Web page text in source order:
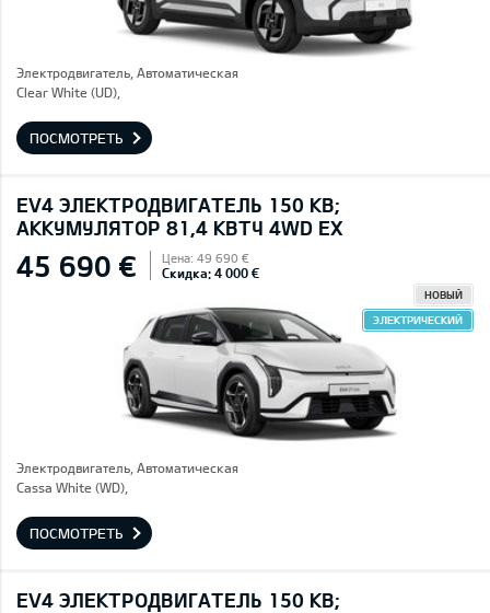
Электродвигатель, Автоматическая
Clear White (UD),
ПОСМОТРЕТЬ
EV4 ЭЛЕКТРОДВИГАТЕЛЬ 150 КВ;
AККУМУЛЯТОР 81,4 КВТЧ 4WD EX
45 690 € Цена: 49 690 €
Скидка: 4 000 €
НОВЫЙ
ЭЛЕКТРИЧЕСКИЙ
Электродвигатель, Автоматическая
Cassa White (WD),
ПОСМОТРЕТЬ
EV4 ЭЛЕКТРОДВИГАТЕЛЬ 150 КВ;